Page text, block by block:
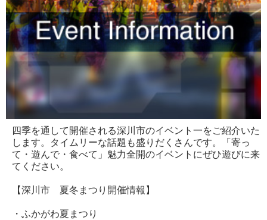
四季を通して開催される深川市のイベント一をご紹介いた
します。タイムリーな話題も盛りだくさんです。「寄っ
て・遊んで・食べて」魅力全開のイベントにぜひ遊びに来
てください。
【深川市 夏冬まつり開催情報】
・ふかがわ夏まつり